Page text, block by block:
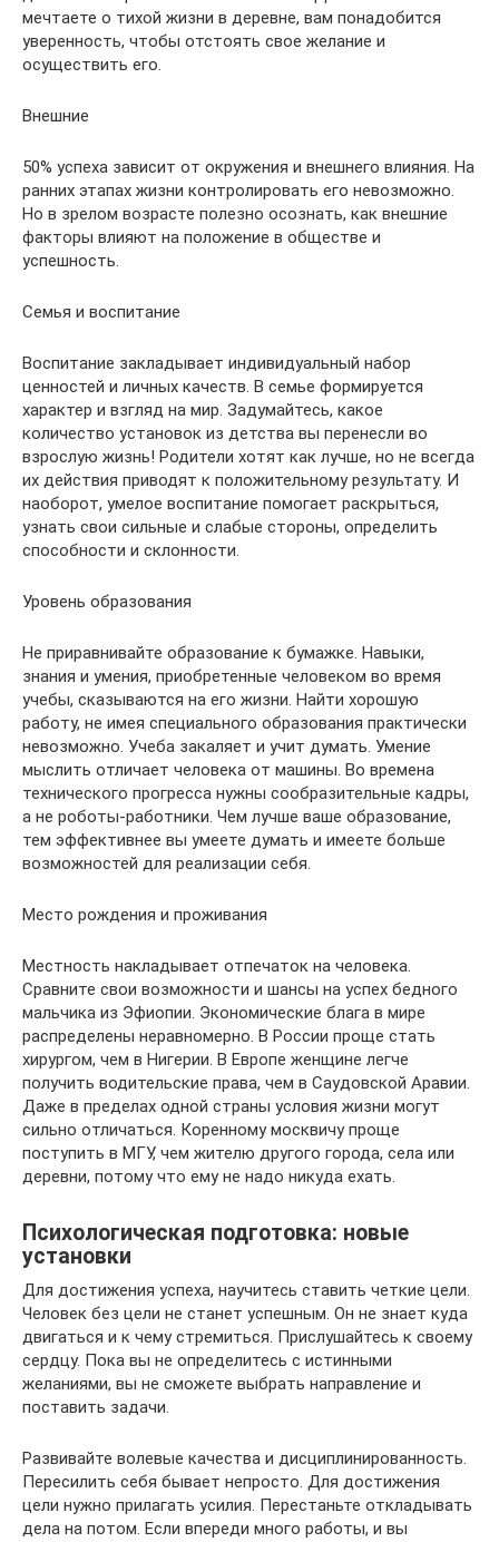
мечтаете о тихой жизни в деревне, вам понадобится
уверенность, чтобы отстоять свое желание и
осуществить его.
Внешние
50% успеха зависит от окружения и внешнего влияния. На
ранних этапах жизни контролировать его невозможно.
Но в зрелом возрасте полезно осознать, как внешние
факторы влияют на положение в обществе и
успешность.
Семья и воспитание
Воспитание закладывает индивидуальный набор
ценностей и личных качеств. В семье формируется
характер и взгляд на мир. Задумайтесь, какое
количество установок из детства вы перенесли во
взрослую жизнь! Родители хотят как лучше, но не всегда
их действия приводят к положительному результату. И
наоборот, умелое воспитание помогает раскрыться,
узнать свои сильные и слабые стороны, определить
способности и склонности.
Уровень образования
Не приравнивайте образование к бумажке. Навыки,
знания и умения, приобретенные человеком во время
учебы, сказываются на его жизни. Найти хорошую
работу, не имея специального образования практически
невозможно. Учеба закаляет и учит думать. Умение
мыслить отличает человека от машины. Во времена
технического прогресса нужны сообразительные кадры,
а не роботы-работники. Чем лучше ваше образование,
тем эффективнее вы умеете думать и имеете больше
возможностей для реализации себя.
Место рождения и проживания
Местность накладывает отпечаток на человека.
Сравните свои возможности и шансы на успех бедного
мальчика из Эфиопии. Экономические блага в мире
распределены неравномерно. В России проще стать
хирургом, чем в Нигерии. В Европе женщине легче
получить водительские права, чем в Саудовской Аравии.
Даже в пределах одной страны условия жизни могут
сильно отличаться. Коренному москвичу проще
поступить в МГУ, чем жителю другого города, села или
деревни, потому что ему не надо никуда ехать.
Психологическая подготовка: новые
установки
Для достижения успеха, научитесь ставить четкие цели.
Человек без цели не станет успешным. Он не знает куда
двигаться и к чему стремиться. Прислушайтесь к своему
сердцу. Пока вы не определитесь с истинными
желаниями, вы не сможете выбрать направление и
поставить задачи.
Развивайте волевые качества и дисциплинированность.
Пересилить себя бывает непросто. Для достижения
цели нужно прилагать усилия. Перестаньте откладывать
дела на потом. Если впереди много работы, и вы